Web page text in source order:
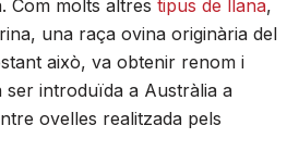
Com molts altres tipus de llana,
una raça ovina originària del
això, va obtenir renom i
ser introduïda a Austràlia a
ovelles realitzada pels